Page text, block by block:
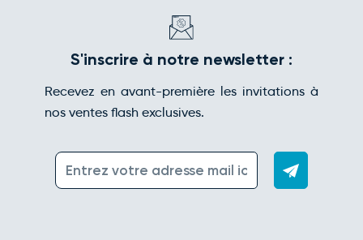
S'inscrire à notre newsletter :
Recevez en avant-première les invitations à
nos ventes flash exclusives.